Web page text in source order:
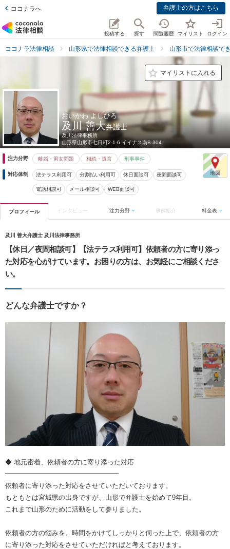
ココナラへ 弁護士の方はこちら
投稿する 探す 閲覧履歴 マイリスト ログイン
ココナラ法律相談 山形県で法律相談できる弁護士 山形市で法律相談で
マイリストに入れる
おいかわ よしひろ
及川 善大弁護士
及川法律事務所
山形県山形市七日町2-1-6 イイナス南B-304
注力分野 離婚・男女問題 相続・遺言 刑事事件
対応体制 法テラス利用可 分割払い利用可 休日面談可 夜間面談可
電話相談可 メール相談可 WEB面談可
プロフィール インタビュー 注力分野 事例紹介 料金表
及川 善大弁護士 及川法律事務所
【休日／夜間相談可】【法テラス利用可】依頼者の方に寄り添っ
た対応を心がけています。お困りの方は、お気軽にご相談くださ
い。
どんな弁護士ですか？
◆ 地元密着、依頼者の方に寄り添った対応
━━━━━━━━━━━━━━━━━
依頼者に寄り添った対応をさせていただいております。
もともとは宮城県の出身ですが、山形で弁護士を始めて9年目。
これまで山形のために活動をして参りました。
依頼者の方の悩みを、時間をかけてしっかりと伺った上で、依頼者の方
に寄り添った対応をさせていただければと考えております。